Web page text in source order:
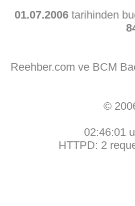
01.07.2006 tarihinden
Reehber.com ve BCM
©
02:46:01
HTTPD: 2